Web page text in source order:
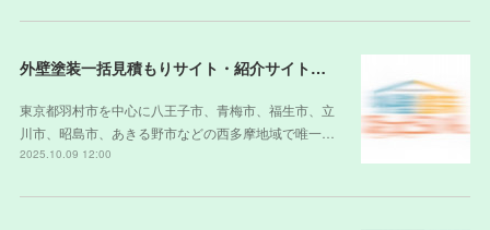
外壁塗装一括見積もりサイト・紹介サイトの裏側
東京都羽村市を中心に八王子市、青梅市、福生市、立
川市、昭島市、あきる野市などの西多摩地域で唯一…
2025.10.09 12:00